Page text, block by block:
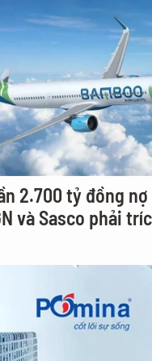
2.700 tỷ đồng
và Sasco phải